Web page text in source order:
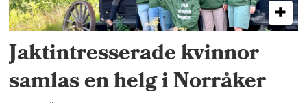
Jaktintresserade kvinnor
samlas en helg i Norråker